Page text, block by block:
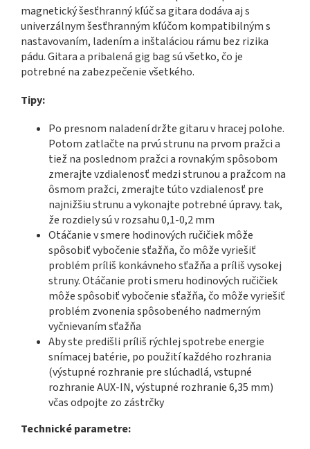
magnetický šesťhranný kľúč sa gitara dodáva aj s
univerzálnym šesťhranným kľúčom kompatibilným s
nastavovaním, ladením a inštaláciou rámu bez rizika
pádu. Gitara a pribalená gig bag sú všetko, čo je
potrebné na zabezpečenie všetkého.
Tipy:
Po presnom naladení držte gitaru v hracej polohe.
Potom zatlačte na prvú strunu na prvom pražci a
tiež na poslednom pražci a rovnakým spôsobom
zmerajte vzdialenosť medzi strunou a pražcom na
ôsmom pražci, zmerajte túto vzdialenosť pre
najnižšiu strunu a vykonajte potrebné úpravy. tak,
že rozdiely sú v rozsahu 0,1-0,2 mm
Otáčanie v smere hodinových ručičiek môže
spôsobiť vybočenie sťažňa, čo môže vyriešiť
problém príliš konkávneho sťažňa a príliš vysokej
struny. Otáčanie proti smeru hodinových ručičiek
môže spôsobiť vybočenie sťažňa, čo môže vyriešiť
problém zvonenia spôsobeného nadmerným
vyčnievaním sťažňa
Aby ste predišli príliš rýchlej spotrebe energie
snímacej batérie, po použití každého rozhrania
(výstupné rozhranie pre slúchadlá, vstupné
rozhranie AUX-IN, výstupné rozhranie 6,35 mm)
včas odpojte zo zástrčky
Technické parametre: